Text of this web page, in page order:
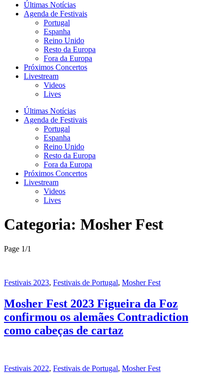
Últimas Notícias
Agenda de Festivais
Portugal
Espanha
Reino Unido
Resto da Europa
Fora da Europa
Próximos Concertos
Livestream
Videos
Lives
Últimas Notícias
Agenda de Festivais
Portugal
Espanha
Reino Unido
Resto da Europa
Fora da Europa
Próximos Concertos
Livestream
Videos
Lives
Categoria: Mosher Fest
Page 1/1
Festivais 2023, Festivais de Portugal, Mosher Fest
Mosher Fest 2023 Figueira da Foz
confirmou os alemães Contradiction
como cabeças de cartaz
Festivais 2022, Festivais de Portugal, Mosher Fest